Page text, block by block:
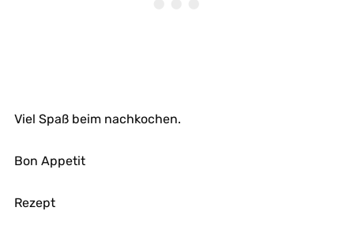
Viel Spaß beim nachkochen.
Bon Appetit
Rezept